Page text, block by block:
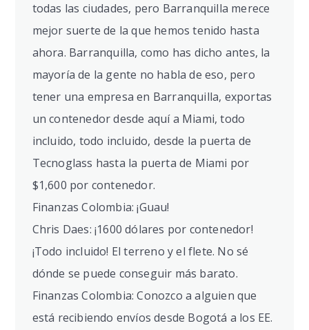
todas las ciudades, pero Barranquilla merece
mejor suerte de la que hemos tenido hasta
ahora. Barranquilla, como has dicho antes, la
mayoría de la gente no habla de eso, pero
tener una empresa en Barranquilla, exportas
un contenedor desde aquí a Miami, todo
incluido, todo incluido, desde la puerta de
Tecnoglass hasta la puerta de Miami por
$1,600 por contenedor.
Finanzas Colombia: ¡Guau!
Chris Daes: ¡1600 dólares por contenedor!
¡Todo incluido! El terreno y el flete. No sé
dónde se puede conseguir más barato.
Finanzas Colombia: Conozco a alguien que
está recibiendo envíos desde Bogotá a los EE.